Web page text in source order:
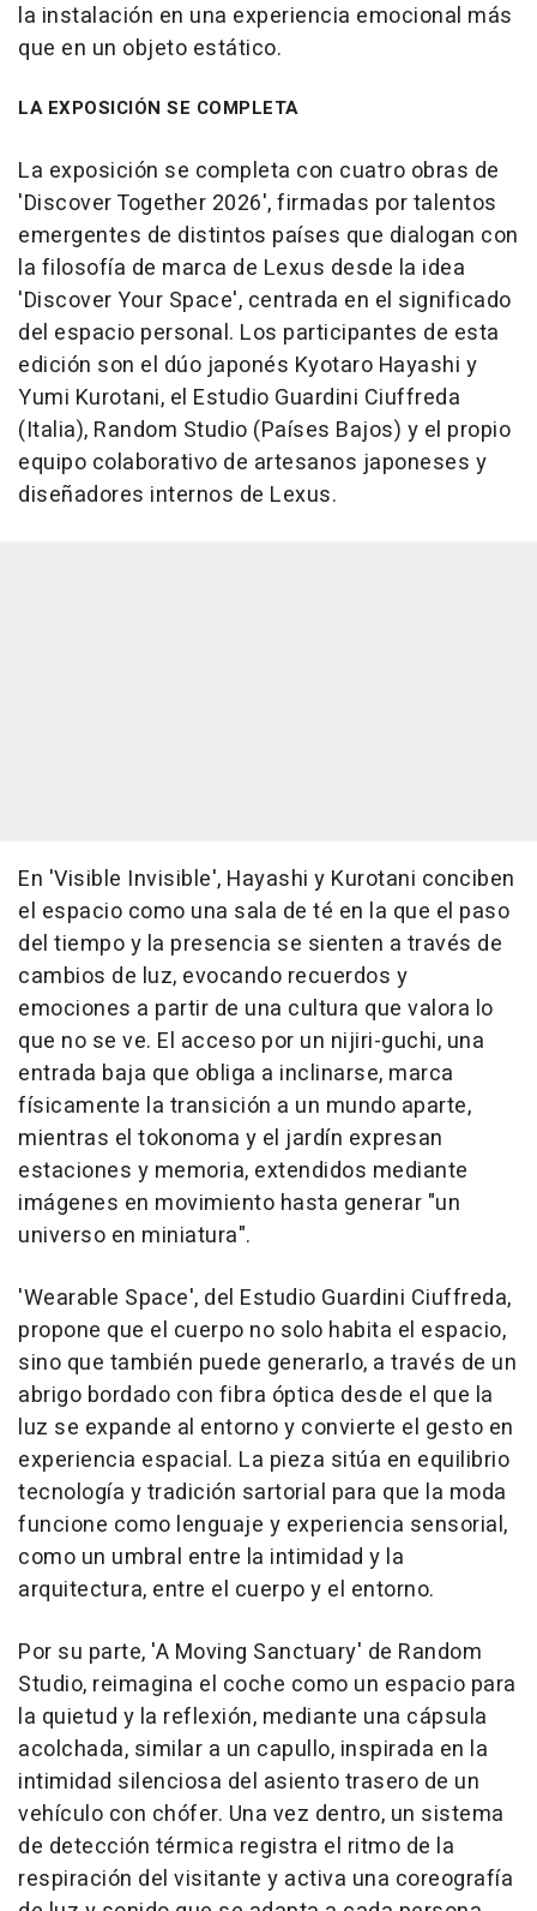
la instalación en una experiencia emocional más
que en un objeto estático.
LA EXPOSICIÓN SE COMPLETA
La exposición se completa con cuatro obras de
'Discover Together 2026', firmadas por talentos
emergentes de distintos países que dialogan con
la filosofía de marca de Lexus desde la idea
'Discover Your Space', centrada en el significado
del espacio personal. Los participantes de esta
edición son el dúo japonés Kyotaro Hayashi y
Yumi Kurotani, el Estudio Guardini Ciuffreda
(Italia), Random Studio (Países Bajos) y el propio
equipo colaborativo de artesanos japoneses y
diseñadores internos de Lexus.
En 'Visible Invisible', Hayashi y Kurotani conciben
el espacio como una sala de té en la que el paso
del tiempo y la presencia se sienten a través de
cambios de luz, evocando recuerdos y
emociones a partir de una cultura que valora lo
que no se ve. El acceso por un nijiri-guchi, una
entrada baja que obliga a inclinarse, marca
físicamente la transición a un mundo aparte,
mientras el tokonoma y el jardín expresan
estaciones y memoria, extendidos mediante
imágenes en movimiento hasta generar "un
universo en miniatura".
'Wearable Space', del Estudio Guardini Ciuffreda,
propone que el cuerpo no solo habita el espacio,
sino que también puede generarlo, a través de un
abrigo bordado con fibra óptica desde el que la
luz se expande al entorno y convierte el gesto en
experiencia espacial. La pieza sitúa en equilibrio
tecnología y tradición sartorial para que la moda
funcione como lenguaje y experiencia sensorial,
como un umbral entre la intimidad y la
arquitectura, entre el cuerpo y el entorno.
Por su parte, 'A Moving Sanctuary' de Random
Studio, reimagina el coche como un espacio para
la quietud y la reflexión, mediante una cápsula
acolchada, similar a un capullo, inspirada en la
intimidad silenciosa del asiento trasero de un
vehículo con chófer. Una vez dentro, un sistema
de detección térmica registra el ritmo de la
respiración del visitante y activa una coreografía